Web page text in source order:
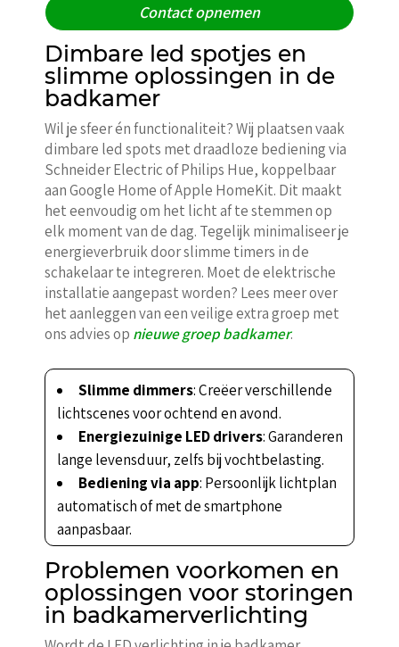
Contact opnemen
Dimbare led spotjes en
slimme oplossingen in de
badkamer
Wil je sfeer én functionaliteit? Wij plaatsen vaak
dimbare led spots met draadloze bediening via
Schneider Electric of Philips Hue, koppelbaar
aan Google Home of Apple HomeKit. Dit maakt
het eenvoudig om het licht af te stemmen op
elk moment van de dag. Tegelijk minimaliseer je
energieverbruik door slimme timers in de
schakelaar te integreren. Moet de elektrische
installatie aangepast worden? Lees meer over
het aanleggen van een veilige extra groep met
ons advies op nieuwe groep badkamer.
Slimme dimmers: Creëer verschillende
lichtscenes voor ochtend en avond.
Energiezuinige LED drivers: Garanderen
lange levensduur, zelfs bij vochtbelasting.
Bediening via app: Persoonlijk lichtplan
automatisch of met de smartphone
aanpasbaar.
Problemen voorkomen en
oplossingen voor storingen
in badkamerverlichting